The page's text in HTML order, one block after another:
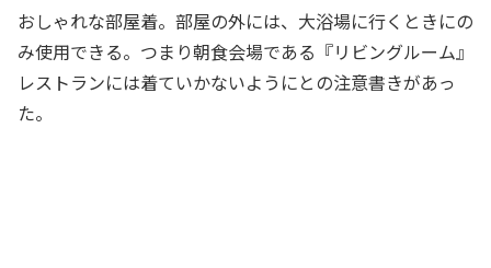
おしゃれな部屋着。部屋の外には、大浴場に行くときにの
み使用できる。つまり朝食会場である『リビングルーム』
レストランには着ていかないようにとの注意書きがあっ
た。